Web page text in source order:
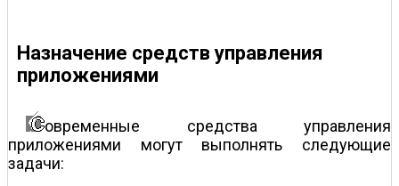
Назначение средств управления
приложениями
овременные средства управления
приложениями могут выполнять следующие
задачи: